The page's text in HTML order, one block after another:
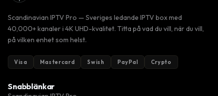
Scandinavian IPTV Pro — Sveriges ledande IPTV box med
40,000+ kanaler i 4K UHD-kvalitet. Titta på vad du vill, när du vill,
på vilken enhet som helst.
Visa Mastercard Swish PayPal Crypto
Snabblänkar